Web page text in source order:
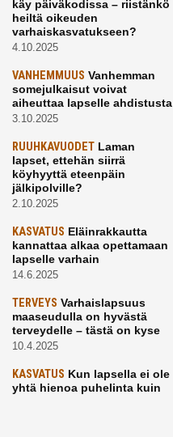
käy päiväkodissa – riistänkö
heiltä oikeuden
varhaiskasvatukseen?
4.10.2025
VANHEMMUUS Vanhemman
somejulkaisut voivat
aiheuttaa lapselle ahdistusta
3.10.2025
RUUHKAVUODET Laman
lapset, ettehän siirrä
köyhyyttä eteenpäin
jälkipolville?
2.10.2025
KASVATUS Eläinrakkautta
kannattaa alkaa opettamaan
lapselle varhain
14.6.2025
TERVEYS Varhaislapsuus
maaseudulla on hyvästä
terveydelle – tästä on kyse
10.4.2025
KASVATUS Kun lapsella ei ole
yhtä hienoa puhelinta kuin